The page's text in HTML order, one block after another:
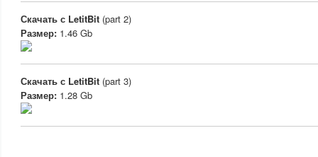
Скачать с LetitBit (part 2)
Размер: 1.46 Gb
Скачать с LetitBit (part 3)
Размер: 1.28 Gb